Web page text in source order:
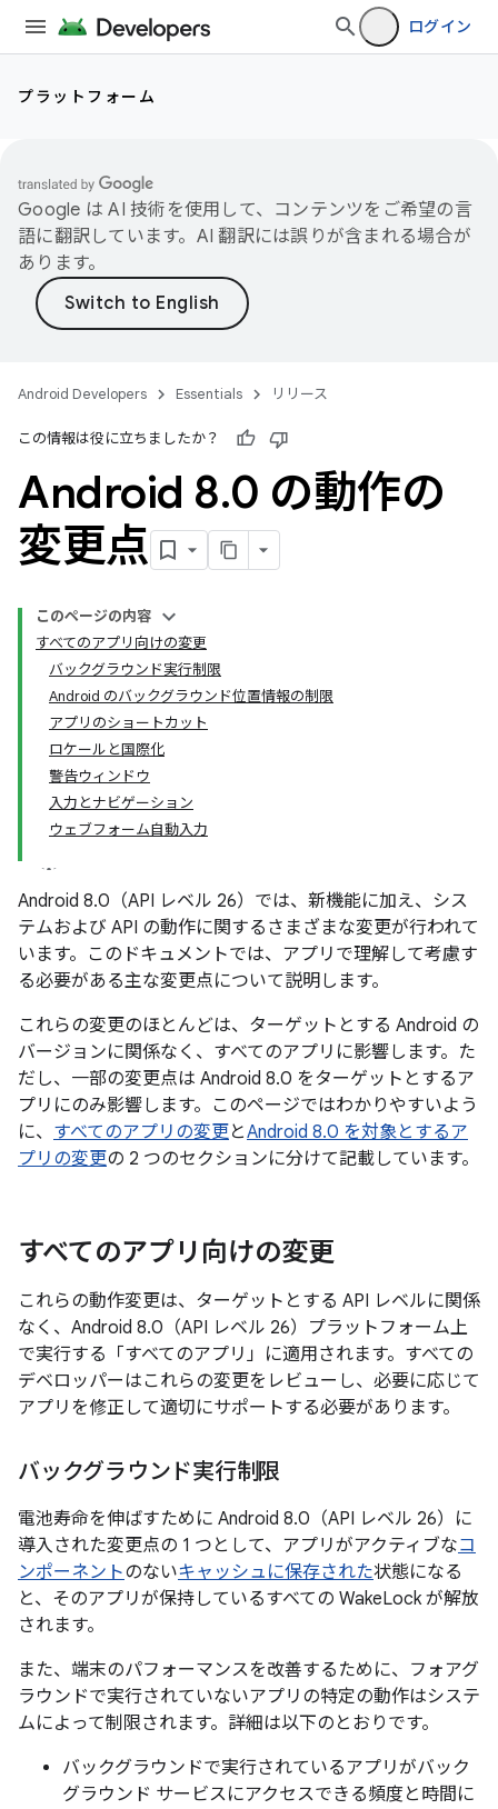
ログイン
プラットフォーム
Google は AI 技術を使用して、コンテンツをご希望の言
語に翻訳しています。AI 翻訳には誤りが含まれる場合が
あります。
Android Developers Essentials リリース
この情報は役に立ちましたか？
Android 8.0 の動作の
変更点
このページの内容
すべてのアプリ向けの変更
バックグラウンド実行制限
Android のバックグラウンド位置情報の制限
アプリのショートカット
ロケールと国際化
警告ウィンドウ
入力とナビゲーション
ウェブフォーム自動入力
Android 8.0（API レベル 26）では、新機能に加え、シス
テムおよび API の動作に関するさまざまな変更が行われて
います。このドキュメントでは、アプリで理解して考慮す
る必要がある主な変更点について説明します。
これらの変更のほとんどは、ターゲットとする Android の
バージョンに関係なく、すべてのアプリに影響します。た
だし、一部の変更点は Android 8.0 をターゲットとするア
プリにのみ影響します。このページではわかりやすいよう
に、 すべてのアプリの変更とAndroid 8.0 を対象とするア
プリの変更の 2 つのセクションに分けて記載しています。
すべてのアプリ向けの変更
これらの動作変更は、ターゲットとする API レベルに関係
なく、Android 8.0（API レベル 26）プラットフォーム上
で実行する「すべてのアプリ」に適用されます。 すべての
デベロッパーはこれらの変更をレビューし、必要に応じて
アプリを修正して適切にサポートする必要があります。
バックグラウンド実行制限
電池寿命を伸ばすために Android 8.0（API レベル 26）に
導入された変更点の 1 つとして、アプリがアクティブなコ
ンポーネントのないキャッシュに保存された状態になる
と、そのアプリが保持しているすべての WakeLock が解放
されます。
また、端末のパフォーマンスを改善するために、フォアグ
ラウンドで実行されていないアプリの特定の動作はシステ
ムによって制限されます。詳細は以下のとおりです。
バックグラウンドで実行されているアプリがバック
グラウンド サービスにアクセスできる頻度と時間に